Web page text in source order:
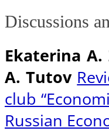
Discussions
Еkaterina А.
A. Tutov
club
Russian